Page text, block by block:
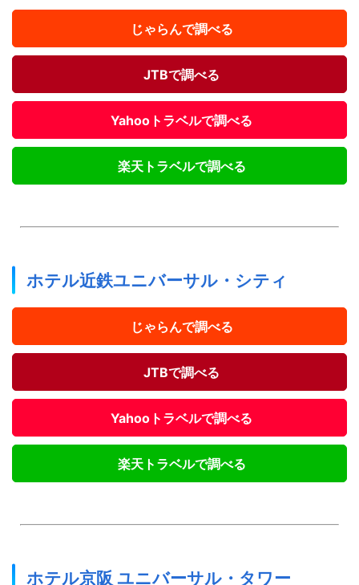
じゃらんで調べる
JTBで調べる
Yahooトラベルで調べる
楽天トラベルで調べる
ホテル近鉄ユニバーサル・シティ
じゃらんで調べる
JTBで調べる
Yahooトラベルで調べる
楽天トラベルで調べる
ホテル京阪 ユニバーサル・タワー